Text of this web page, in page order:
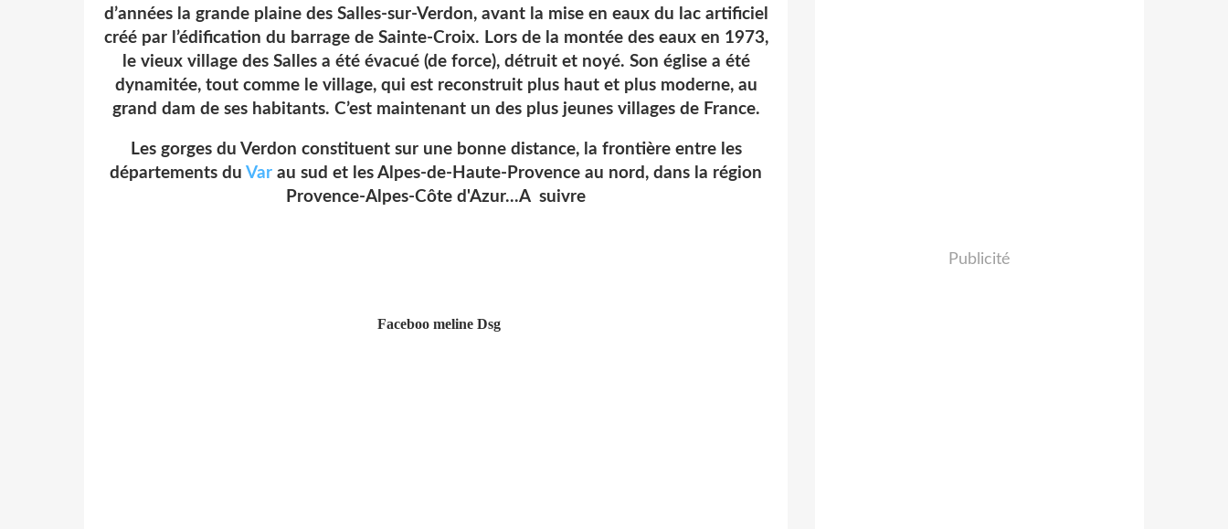
d’années la grande plaine des Salles-sur-Verdon, avant la mise en eaux du lac artificiel
créé par l’édification du barrage de Sainte-Croix. Lors de la montée des eaux en 1973,
le vieux village des Salles a été évacué (de force), détruit et noyé. Son église a été
dynamitée, tout comme le village, qui est reconstruit plus haut et plus moderne, au
grand dam de ses habitants. C’est maintenant un des plus jeunes villages de France.
Les gorges du Verdon constituent sur une bonne distance, la frontière entre les
départements du Var au sud et les Alpes-de-Haute-Provence au nord, dans la région
Provence-Alpes-Côte d'Azur...A suivre
Faceboo meline Dsg
Publicité